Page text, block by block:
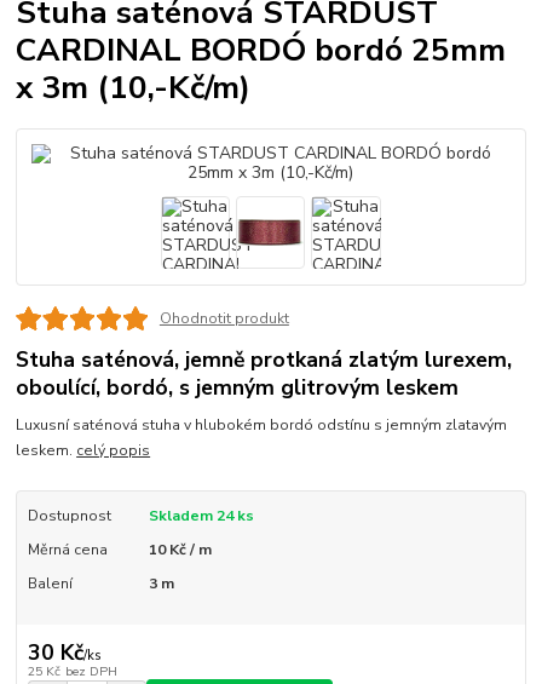
Stuha saténová STARDUST
CARDINAL BORDÓ bordó 25mm
x 3m (10,-Kč/m)
Ohodnotit produkt
Stuha saténová, jemně protkaná zlatým lurexem,
oboulící, bordó, s jemným glitrovým leskem
Luxusní saténová stuha v hlubokém bordó odstínu s jemným zlatavým
leskem. celý popis
Dostupnost
Skladem 24 ks
Měrná cena
10 Kč / m
Balení
3 m
30 Kč/ks
25 Kč bez DPH